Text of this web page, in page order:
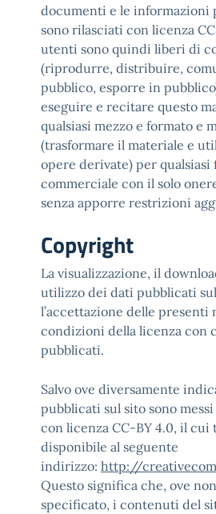
documenti e le informazioni
sono rilasciati con licenza
utenti sono quindi liberi di
(riprodurre, distribuire,
pubblico, esporre in
eseguire e recitare questo
qualsiasi mezzo e formato e
(trasformare il materiale e
opere derivate) per qualsiasi
commerciale con il solo
senza apporre restrizioni
Copyright
La visualizzazione, il
utilizzo dei dati pubblicati
l’accettazione delle presenti
condizioni della licenza con
pubblicati.
Salvo ove diversamente
pubblicati sul sito sono
con licenza CC-BY 4.0, il cui
disponibile al seguente
indirizzo: http://
Questo significa che, ove
specificato, i contenuti del